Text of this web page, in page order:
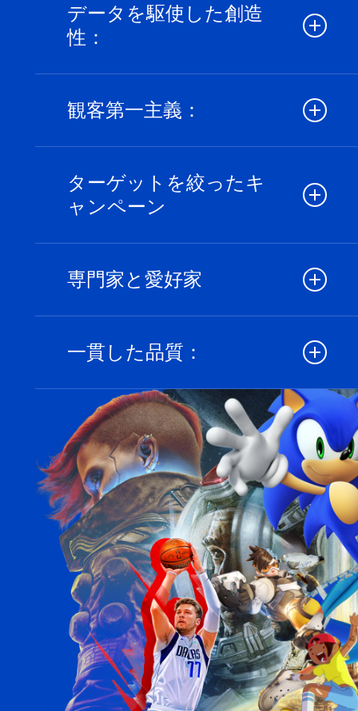
ームが築いた戦略的基礎の上に成り立っ
ています。
データを駆使した創造
性：
り、つながりのあるキャンペーンを実現
観客第一主義：
ョンを理解し、最大限の効果をもたらし
ます。
ターゲットを絞ったキ
ャンペーン
リエイティブワークを導く戦略。
専門家と愛好家
ームに対する純粋な情熱を持っていま
一貫した品質：
大規模な立ち上げから小規模なプロジェ
クトまで、戦略は常に私たちのアプロー
チを支えています。